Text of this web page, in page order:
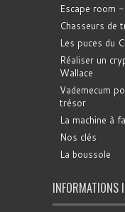
Escape room
Chasseurs de
Les puces du
Réaliser un
Wallace
Vademecum
trésor
La machine à
Nos clés
La boussole
INFORMATIONS